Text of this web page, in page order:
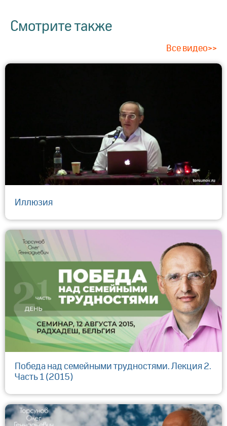
Смотрите также
Все видео>>
Иллюзия
Победа над семейными трудностями. Лекция 2.
Часть 1 (2015)